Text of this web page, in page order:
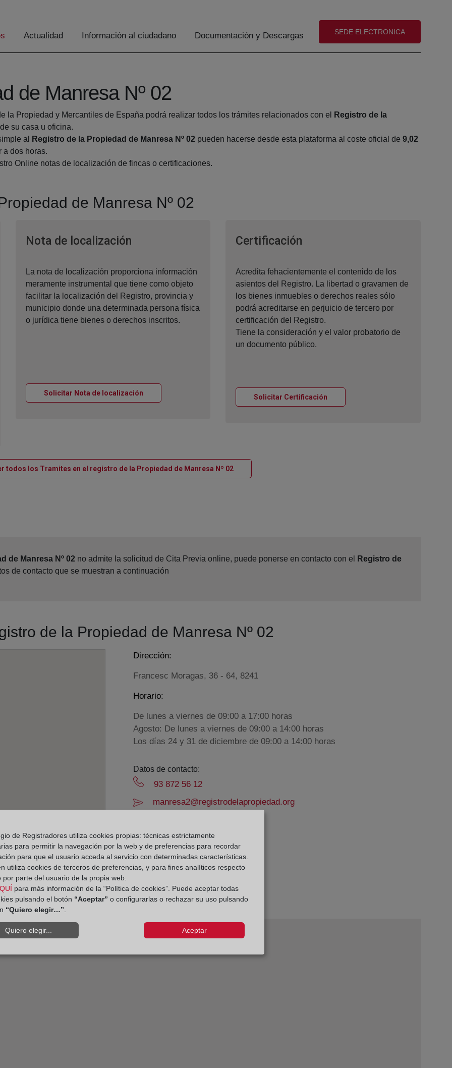
Actualidad Información al ciudadano Documentación y Descargas (abre en nueva ventana)
SEDE ELECTRONICA
de Manresa Nº 02
la Propiedad y Mercantiles de España podrá realizar todos los trámites relacionados con el
Registro de la
su casa u oficina.
al
Registro de la Propiedad de Manresa Nº 02 pueden hacerse desde esta plataforma al coste oficial de 9,02
a dos horas.
Online notas de localización de fincas o certificaciones.
de Manresa Nº 02
Nota de localizaciónVentana nueva
La nota de localización proporciona información
meramente instrumental que tiene como objeto
facilitar la localización del Registro, provincia y
municipio donde una determinada persona física
o jurídica tiene bienes o derechos inscritos.
Solicitar Nota de localizaciónVentana nueva
Certificación
Acredita fehacientemente el contenido de los
asientos del Registro. La libertad o gravamen de
los bienes inmuebles o derechos reales sólo
podrá acreditarse en perjuicio de tercero por
certificación del Registro.
Tiene la consideración y el valor probatorio de
un documento público.
Solicitar Certificación
todos los Tramites en el registro de la Propiedad de Manresa Nº 02Ventana nueva
de Manresa Nº 02 no admite la solicitud de Cita Previa online, puede ponerse en contacto con el
Registro de
de contacto que se muestran a continuación
de la Propiedad de Manresa Nº 02
Dirección:
Francesc Moragas, 36 - 64, 8241
Horario:
De lunes a viernes de 09:00 a 17:00 horas
Agosto: De lunes a viernes de 09:00 a 14:00 horas
Los días 24 y 31 de diciembre de 09:00 a 14:00 horas
Datos de contacto:
93 872 56 12
manresa2@registrodelapropiedad.org
Elisa Laura Torres Pastor
Delegado de Protección de Datos:
dpo@corpme.es
el distrito hipotecario
de Registradores utiliza cookies propias: técnicas estrictamente
para permitir la navegación por la web y de preferencias para recordar
para que el usuario acceda al servicio con determinadas características.
utiliza cookies de terceros de preferencias, y para fines analíticos respecto
por parte del usuario de la propia web.
para más información de la “Política de cookies”. Puede aceptar todas
pulsando el botón “Aceptar” o configurarlas o rechazar su uso pulsando
“Quiero elegir…”.
Quiero elegir... Aceptar